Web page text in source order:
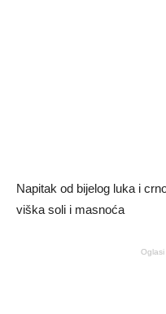
Napitak od bijelog luka i
viška soli i masnoća
Oglasi